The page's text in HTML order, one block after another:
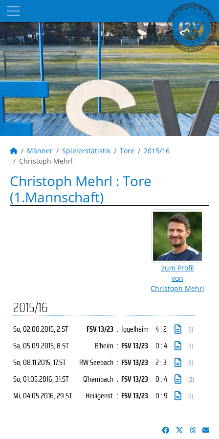
Männer Spielerstatistik Tore
2015/16
Christoph Mehrl
Christoph Mehrl : Tore
(1.Mannschaft)
zum Profil
von
Christoph Mehrl
2015/16
So, 02.08.2015, 2.ST FSV 13/23 : Iggelheim 4 : 2 (1)
Sa, 05.09.2015, 8.ST B´heim : FSV 13/23 0 : 4 (1)
So, 08.11.2015, 17.ST RW Seebach : FSV 13/23 2 : 3 (1)
So, 01.05.2016, 31.ST Q´hambach : FSV 13/23 0 : 4 (2)
Mi, 04.05.2016, 29.ST Heiligenst. : FSV 13/23 0 : 9 (1)